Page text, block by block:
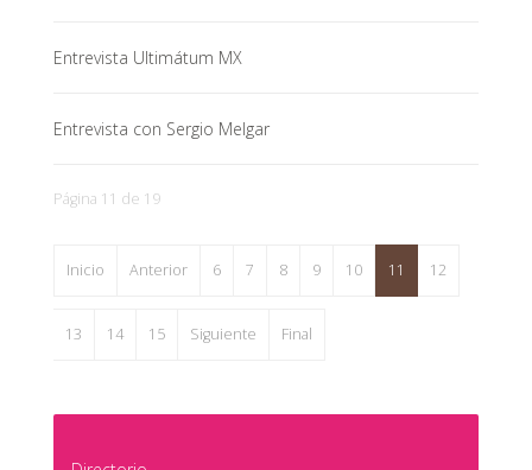
Entrevista Ultimátum MX
Entrevista con Sergio Melgar
Página 11 de 19
Inicio Anterior 6 7 8 9 10 11 12
13 14 15 Siguiente Final